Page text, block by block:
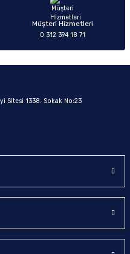
Müşteri Hizmetleri
0 312 394 18 71
Sitesi 1338. Sokak No:23